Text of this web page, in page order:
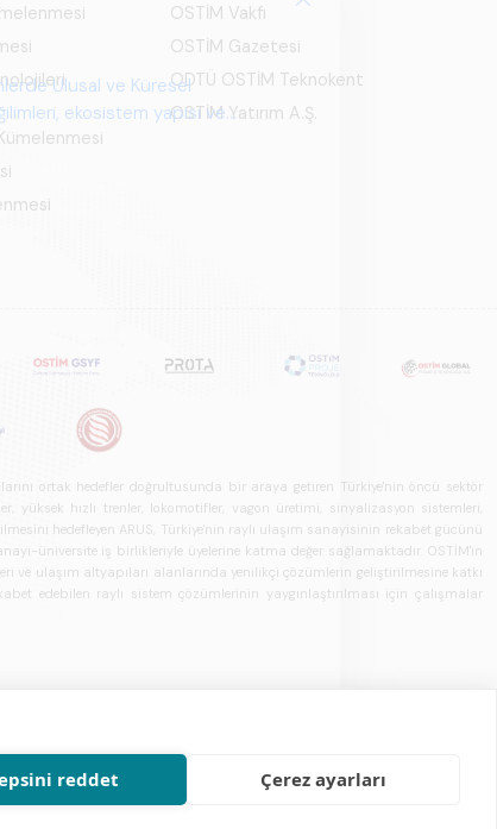
Ulusal ve Küresel
ekosistem yapısı ve
OSTİM Vakfı
OSTİM Gazetesi
ODTÜ OSTİM Teknokent
OSTİM Yatırım A.Ş.
ortak hedefler doğrultusunda bir araya getiren Türkiye'nin öncü sektör
hızlı trenler, lokomotifler, vagon üretimi, sinyalizasyon sistemleri,
hedefleyen ARUS, Türkiye'nin raylı ulaşım sanayisinin rekabet gücünü
üniversite iş birlikleriyle üyelerine katma değer sağlamaktadır. OSTİM'in
ve ulaşım altyapıları alanlarında yenilikçi çözümlerin geliştirilmesine katkı
edebilen raylı sistem çözümlerinin yaygınlaştırılması için çalışmalar
reddet Çerez ayarları